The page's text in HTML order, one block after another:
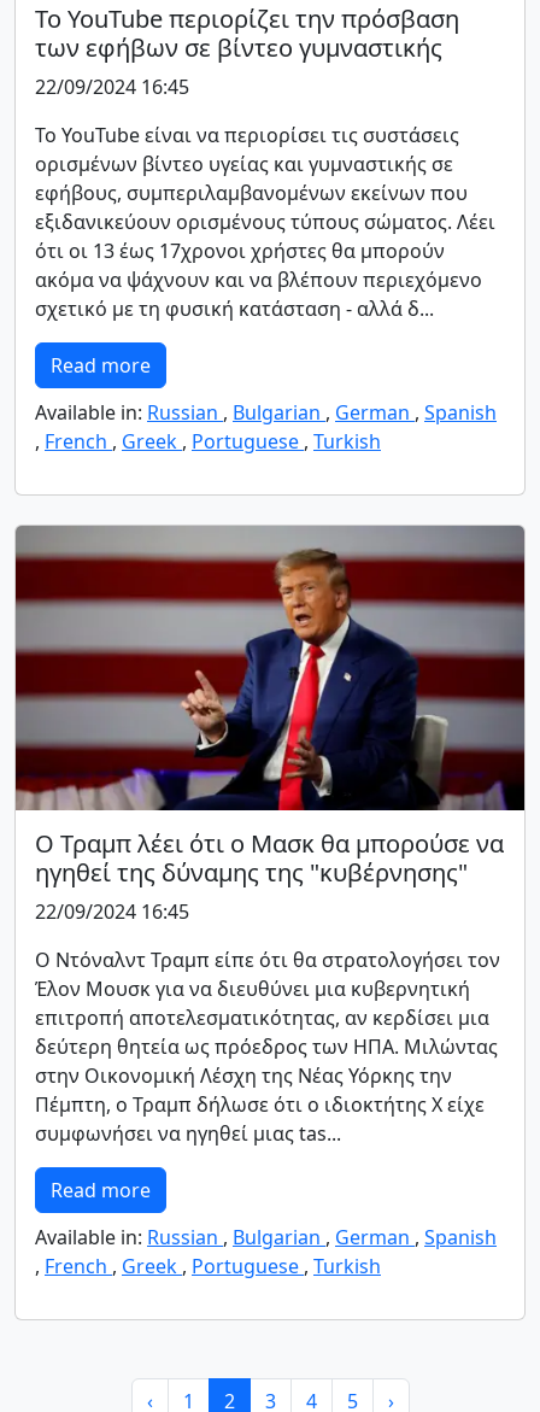
Το YouTube περιορίζει την πρόσβαση
των εφήβων σε βίντεο γυμναστικής
22/09/2024 16:45
Το YouTube είναι να περιορίσει τις συστάσεις
ορισμένων βίντεο υγείας και γυμναστικής σε
εφήβους, συμπεριλαμβανομένων εκείνων που
εξιδανικεύουν ορισμένους τύπους σώματος. Λέει
ότι οι 13 έως 17χρονοι χρήστες θα μπορούν
ακόμα να ψάχνουν και να βλέπουν περιεχόμενο
σχετικό με τη φυσική κατάσταση - αλλά δ...
Read more
Available in: Russian , Bulgarian , German , Spanish
, French , Greek , Portuguese , Turkish
Ο Τραμπ λέει ότι ο Μασκ θα μπορούσε να
ηγηθεί της δύναμης της "κυβέρνησης"
22/09/2024 16:45
Ο Ντόναλντ Τραμπ είπε ότι θα στρατολογήσει τον
Έλον Μουσκ για να διευθύνει μια κυβερνητική
επιτροπή αποτελεσματικότητας, αν κερδίσει μια
δεύτερη θητεία ως πρόεδρος των ΗΠΑ. Μιλώντας
στην Οικονομική Λέσχη της Νέας Υόρκης την
Πέμπτη, ο Τραμπ δήλωσε ότι ο ιδιοκτήτης Χ είχε
συμφωνήσει να ηγηθεί μιας tas...
Read more
Available in: Russian , Bulgarian , German , Spanish
, French , Greek , Portuguese , Turkish
‹ 1 2 3 4 5 ›